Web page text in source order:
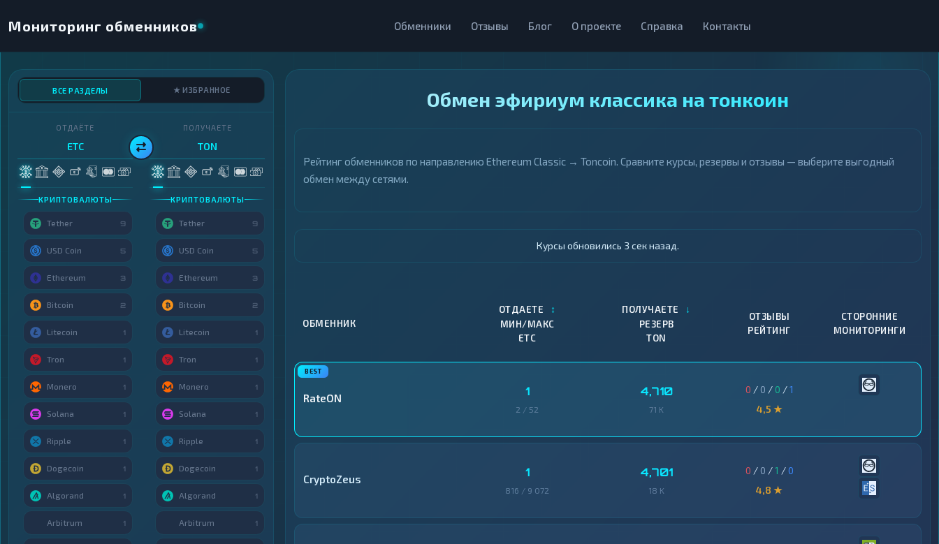
Мониторинг обменников Обменники Отзывы Блог О проекте Справка Контакты
Обмен эфириум классика на тонкоин
Рейтинг обменников по направлению Ethereum Classic → Toncoin. Сравните курсы, резервы и отзывы — выберите выгодный
обмен между сетями.
Курсы обновились 4 сек назад.
ОБМЕННИК
ОТДАЕТЕ ↕
МИН/МАКС
ETC
ПОЛУЧАЕТЕ ↓
РЕЗЕРВ
TON
ОТЗЫВЫ
РЕЙТИНГ
СТОРОННИЕ
МОНИТОРИНГИ
RateON 1
2 / 52
4,710
71 K
0 / 0 / 0 /1
4,5 ★
CryptoZeus 1
816 / 9 072
4,701
18 K
0 / 0 /1 /0
4,8 ★
ВСЕ РАЗДЕЛЫ ★ ИЗБРАННОЕ
ОТДАЁТЕ
ETC
КРИПТОВАЛЮТЫ
Tether 9
USD Coin 5
Ethereum 3
Bitcoin 2
Litecoin 1
Tron 1
Monero 1
Solana 1
Ripple 1
Dogecoin 1
Algorand 1
Arbitrum 1
ПОЛУЧАЕТЕ
TON
КРИПТОВАЛЮТЫ
Tether 9
USD Coin 5
Ethereum 3
Bitcoin 2
Litecoin 1
Tron 1
Monero 1
Solana 1
Ripple 1
Dogecoin 1
Algorand 1
Arbitrum 1